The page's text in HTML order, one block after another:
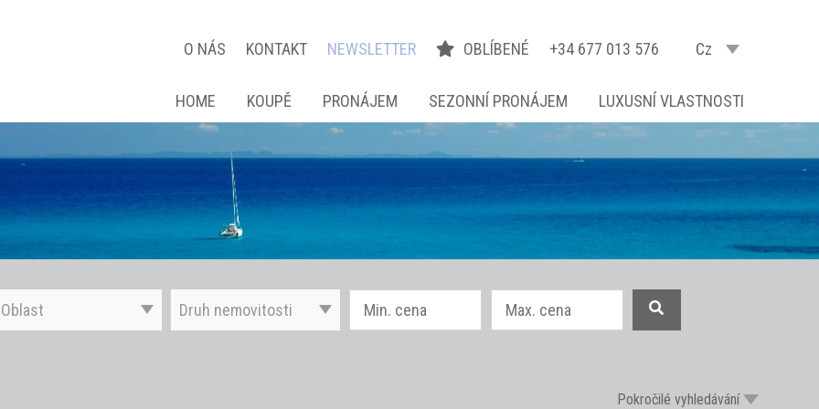
O NÁS KONTAKT NEWSLETTER OBLÍBENÉ +34 677 013 576 Cz
HOME KOUPĚ PRONÁJEM SEZONNÍ PRONÁJEM LUXUSNÍ VLASTNOSTI
Oblast Druh nemovitosti
Pokročilé vyhledávání